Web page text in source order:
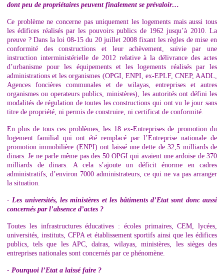
dont peu de propriétaires peuvent finalement se prévaloir…
Ce problème ne concerne pas uniquement les logements mais aussi tous
les édifices réalisés par les pouvoirs publics de 1962 jusqu’à 2010. La
preuve ? Dans la loi 08-15 du 20 juillet 2008 fixant les règles de mise en
conformité des constructions et leur achèvement, suivie par une
instruction interministérielle de 2012 relative à la délivrance des actes
d’urbanisme pour les équipements et les logements réalisés par les
administrations et les organismes (OPGI, ENPI, ex-EPLF, CNEP, AADL,
Agences foncières communales et de wilayas, entreprises et autres
organismes ou operateurs publics, ministères), les autorités ont défini les
modalités de régulation de toutes les constructions qui ont vu le jour sans
titre de propriété, ni permis de construire, ni certificat de conformité.
En plus de tous ces problèmes, les 18 ex-Entreprises de promotion du
logement familial qui ont été remplacé par l’Entreprise nationale de
promotion immobilière (ENPI) ont laissé une dette de 32,5 milliards de
dinars. Je ne parle même pas des 50 OPGI qui avaient une ardoise de 370
milliards de dinars. A cela s’ajoute un déficit énorme en cadres
administratifs, d’environ 7000 administrateurs, ce qui ne va pas arranger
la situation.
- Les universités, les ministères et les bâtiments d’Etat sont donc aussi
concernés par l’absence d’actes ?
Toutes les infrastructures éducatives : écoles primaires, CEM, lycées,
universités, instituts, CFPA et établissement sportifs ainsi que les édifices
publics, tels que les APC, daïras, wilayas, ministères, les sièges des
entreprises nationales sont concernés par ce phénomène.
- Pourquoi l’Etat a laissé faire ?